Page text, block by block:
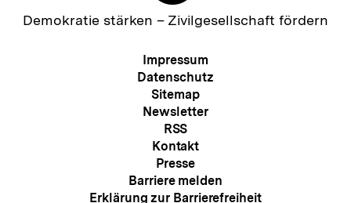
a
Zur
Demokratie stärken – Zivilgesellschaft fördern
Meta-
Navigation
Impressum
Datenschutz
Sitemap
Newsletter
RSS
Kontakt
Presse
Barriere melden
Erklärung zur Barrierefreiheit